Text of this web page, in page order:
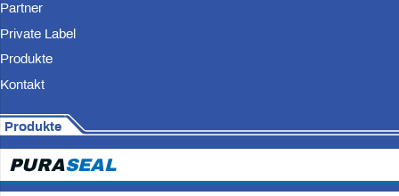
Partner
Private Label
Produkte
Kontakt
Produkte
PURASEAL